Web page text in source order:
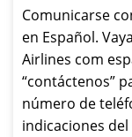
Comunicarse
en Español.
Airlines com
“contáctenos”
número de
indicaciones